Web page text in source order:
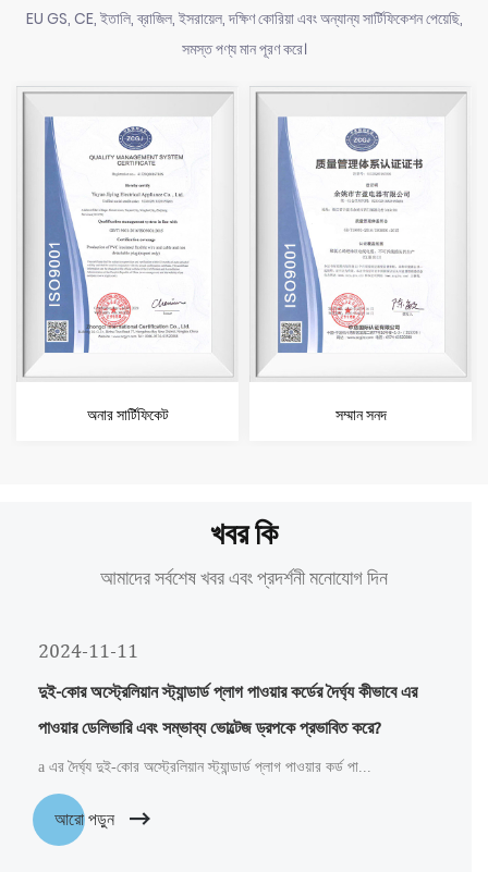
EU GS, CE, ইতালি, ব্রাজিল, ইসরায়েল, দক্ষিণ কোরিয়া এবং অন্যান্য সার্টিফিকেশন পেয়েছি,
সমস্ত পণ্য মান পূরণ করে।
অনার সার্টিফিকেট সম্মান সনদ
খবর কি
আমাদের সর্বশেষ খবর এবং প্রদর্শনী মনোযোগ দিন
2024-11-11
দুই-কোর অস্ট্রেলিয়ান স্ট্যান্ডার্ড প্লাগ পাওয়ার কর্ডের দৈর্ঘ্য কীভাবে এর
পাওয়ার ডেলিভারি এবং সম্ভাব্য ভোল্টেজ ড্রপকে প্রভাবিত করে?
a এর দৈর্ঘ্য দুই-কোর অস্ট্রেলিয়ান স্ট্যান্ডার্ড প্লাগ পাওয়ার কর্ড পা...
আরো পড়ুন